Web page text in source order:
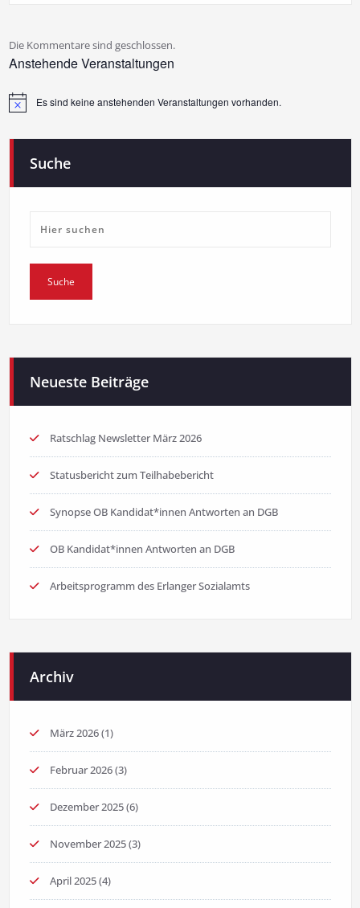
Die Kommentare sind geschlossen.
Anstehende Veranstaltungen
HinweisEs sind keine anstehenden Veranstaltungen vorhanden.
Suche
Neueste Beiträge
Ratschlag Newsletter März 2026
Statusbericht zum Teilhabebericht
Synopse OB Kandidat*innen Antworten an DGB
OB Kandidat*innen Antworten an DGB
Arbeitsprogramm des Erlanger Sozialamts
Archiv
März 2026(1)
Februar 2026(3)
Dezember 2025(6)
November 2025(3)
April 2025(4)